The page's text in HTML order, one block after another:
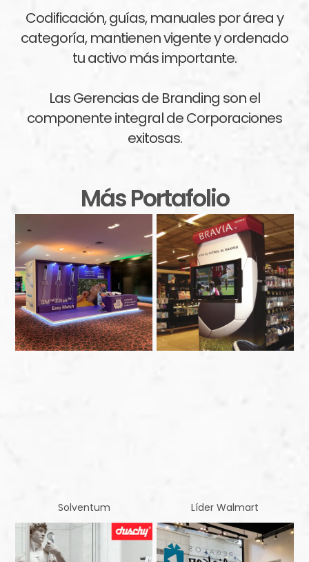
Codificación, guías, manuales por área y
categoría, mantienen vigente y ordenado
tu activo más importante.
Las Gerencias de Branding son el
componente integral de Corporaciones
exitosas.
Más Portafolio
Solventum Líder Walmart